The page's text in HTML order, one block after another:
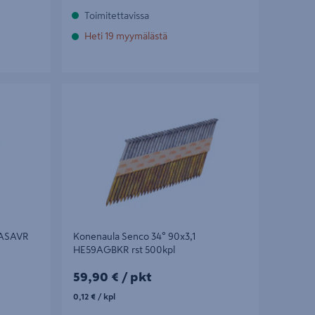
Toimitettavissa
Heti 19 myymälästä
Konenaula Senco 34° 90x3,1
HE59AGBKR rst 500kpl
59,90€/pkt
59,90 € / pkt
0,12€/kpl
0,12 € / kpl